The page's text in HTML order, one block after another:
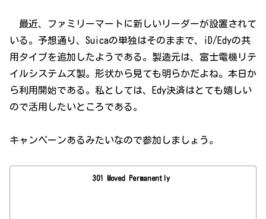
最近、ファミリーマートに新しいリーダーが設置されて
いる。予想通り、Suicaの単独はそのままで、iD/Edyの共
用タイプを追加したようである。製造元は、富士電機リテ
イルシステムズ製。形状から見ても明らかだよね。本日か
ら利用開始である。私としては、Edy決済はとても嬉しい
ので活用したいところである。
キャンペーンあるみたいなので参加しましょう。
301 Moved Permanently